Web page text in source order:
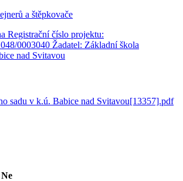
a štěpkovače
Registrační číslo projektu:
0003040 Žadatel: Základní škola
nad Svitavou
sadu v k.ú. Babice nad Svitavou[13357].pdf
Ne